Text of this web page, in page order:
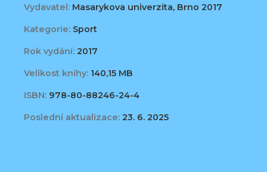
Vydavatel: Masarykova univerzita, Brno 2017
Kategorie: Sport
Rok vydání: 2017
Velikost knihy: 140,15 MB
ISBN: 978-80-88246-24-4
Poslední aktualizace: 23. 6. 2025